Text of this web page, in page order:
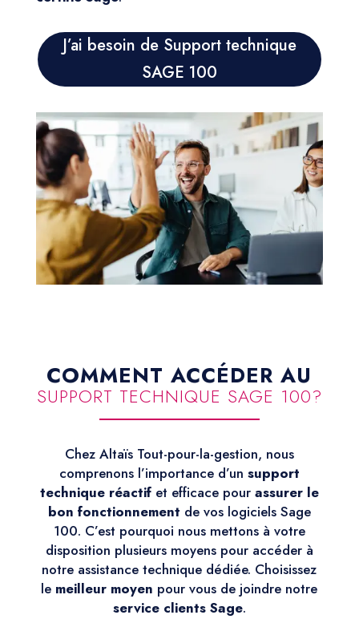
J’ai besoin de Support technique
SAGE 100
COMMENT ACCÉDER AU
SUPPORT TECHNIQUE SAGE 100?
Chez Altaïs Tout-pour-la-gestion, nous
comprenons l’importance d’un support
technique réactifet efficace pour assurer le
bon fonctionnement de vos logiciels Sage
100. C’est pourquoi nous mettons à votre
disposition plusieurs moyens pour accéder à
notre assistance technique dédiée. Choisissez
le meilleur moyen pour vous de joindre notre
service clients Sage.